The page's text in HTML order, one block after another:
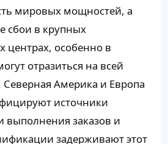
мировых мощностей, а
сбои в крупных
центрах, особенно в
отразиться на всей
Северная Америка и Европа
источники
выполнения заказов и
задерживают этот